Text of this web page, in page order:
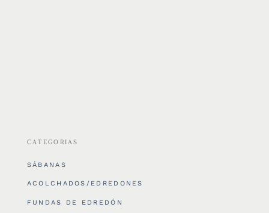
CATEGORIAS
SÁBANAS
ACOLCHADOS/EDREDONES
FUNDAS DE EDREDÓN